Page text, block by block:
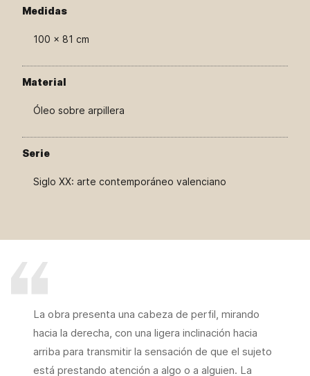
Medidas
100 × 81 cm
Material
Óleo sobre arpillera
Serie
Siglo XX: arte contemporáneo valenciano
La obra presenta una cabeza de perfil, mirando
hacia la derecha, con una ligera inclinación hacia
arriba para transmitir la sensación de que el sujeto
está prestando atención a algo o a alguien. La